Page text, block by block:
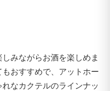
みながらお酒を楽しめま
おすすめで、アットホー
なカクテルのラインナッ